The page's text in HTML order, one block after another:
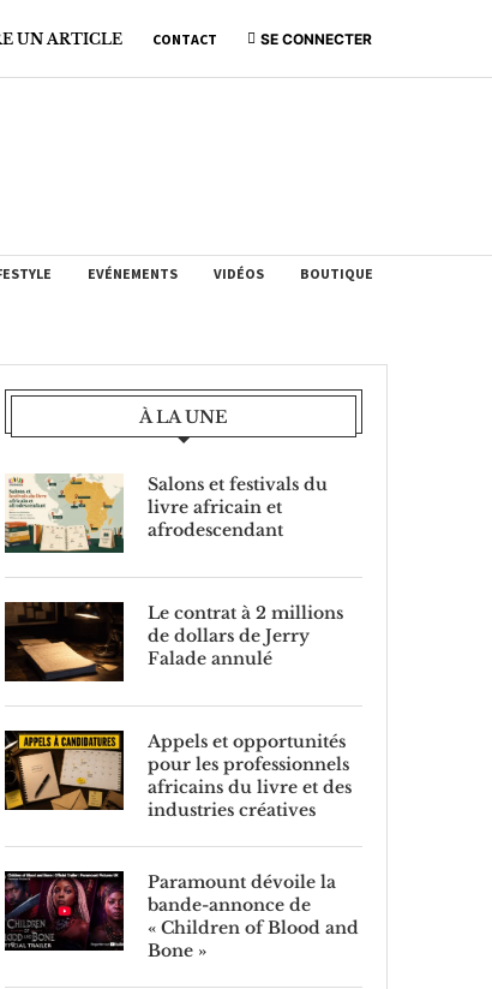
UN ARTICLE CONTACT SE CONNECTER
EVÉNEMENTS VIDÉOS BOUTIQUE
À LA UNE
Salons et festivals du
livre africain et
afrodescendant
Le contrat à 2 millions
de dollars de Jerry
Falade annulé
Appels et opportunités
pour les professionnels
africains du livre et des
industries créatives
Paramount dévoile la
bande-annonce de
« Children of Blood and
Bone »